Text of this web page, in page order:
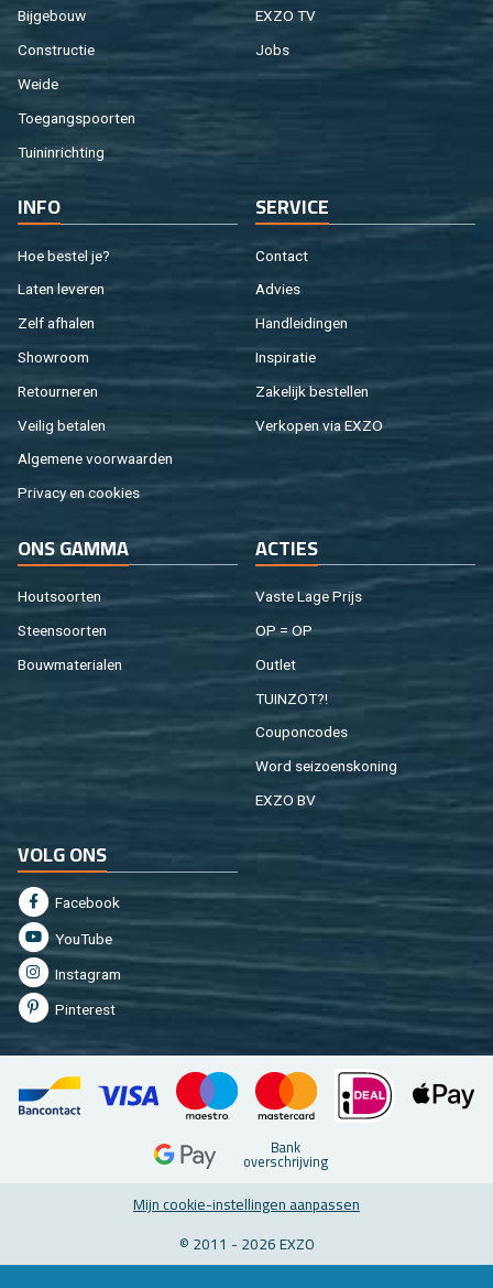
Bij­ge­bouw
Con­struc­tie
Weide
Toe­gangs­poor­ten
Tuin­in­rich­ting
EXZO TV
Jobs
INFO
Hoe be­stel je?
Laten le­ve­ren
Zelf af­ha­len
Show­room
Re­tour­ne­ren
Vei­lig be­ta­len
Al­ge­me­ne voor­waar­den
Pri­va­cy en coo­kies
SER­VI­CE
Con­tact
Ad­vies
Hand­lei­din­gen
In­spi­ra­tie
Za­ke­lijk be­stel­len
Ver­ko­pen via EXZO
ONS GAMMA
Hout­soor­ten
Steen­soor­ten
Bouw­ma­te­ri­a­len
AC­TIES
Vaste Lage Prijs
OP = OP
Out­let
TUIN­ZOT?!
Cou­pon­co­des
Word sei­zoens­ko­ning
EXZO BV
VOLG ONS
Fa­cebook
You­Tu­be
In­st­agram
Pin­te­rest
Bank
over­schrij­ving
Mijn coo­kie-in­stel­lin­gen aan­pas­sen
© 2011 - 2026 EXZO